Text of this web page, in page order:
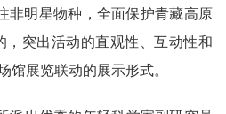
非明星物种，全面保护青藏高原
，突出活动的直观性、互动性和
馆展览联动的展示形式。